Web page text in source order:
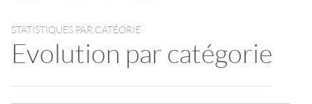
STATISTIQUES PAR CATÉORIE
Evolution par catégorie